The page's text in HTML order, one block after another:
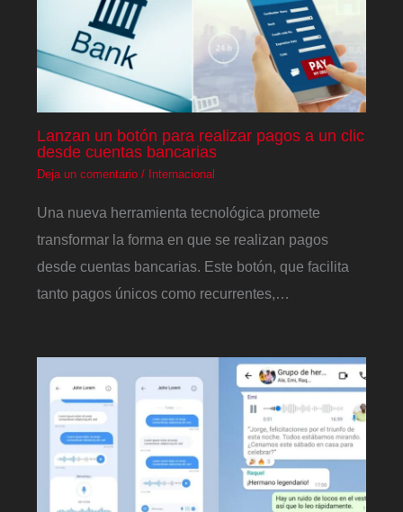
Lanzan un botón para realizar pagos a un clic
desde cuentas bancarias
Deja un comentario / Internacional
Una nueva herramienta tecnológica promete
transformar la forma en que se realizan pagos
desde cuentas bancarias. Este botón, que facilita
tanto pagos únicos como recurrentes,…